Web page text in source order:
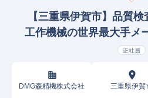
【三重県伊賀市】品質
工作機械の世界最大手メ
正社員
DMG森精機株式会社 三重県伊賀